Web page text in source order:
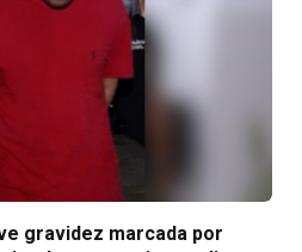
gravidez marcada por